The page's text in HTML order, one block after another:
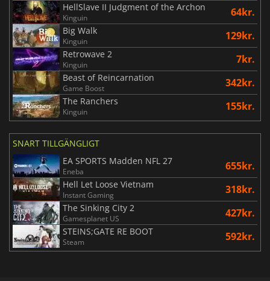
HellSlave II Judgment of the Archon
Kinguin 64kr.
Big Walk
Kinguin 129kr.
Retrowave 2
Kinguin 7kr.
Beast of Reincarnation
Game Boost 342kr.
The Ranchers
Kinguin 155kr.
SNART TILLGÄNGLIGT
EA SPORTS Madden NFL 27
Eneba 655kr.
Hell Let Loose Vietnam
Instant Gaming 318kr.
The Sinking City 2
Gamesplanet US 427kr.
STEINS;GATE RE BOOT
Steam 592kr.